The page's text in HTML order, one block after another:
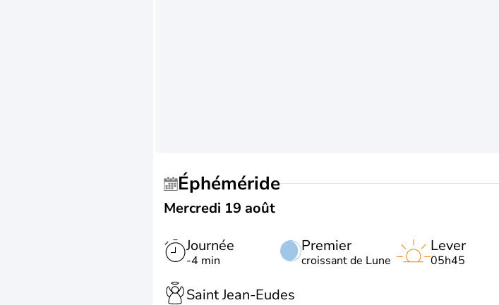
Éphéméride
Mercredi 19 août
Journée
-4 min
Premier
croissant de Lune
Lever
05h45
Saint Jean-Eudes